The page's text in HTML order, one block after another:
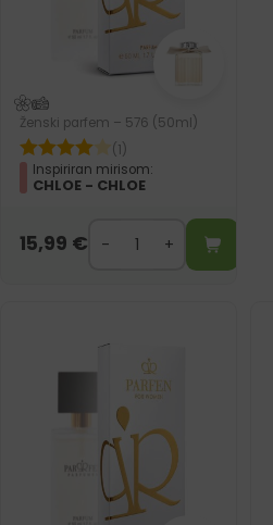
Ženski parfem – 576 (50ml)
(1)
Inspiriran mirisom:
CHLOE - CHLOE
15,99 €